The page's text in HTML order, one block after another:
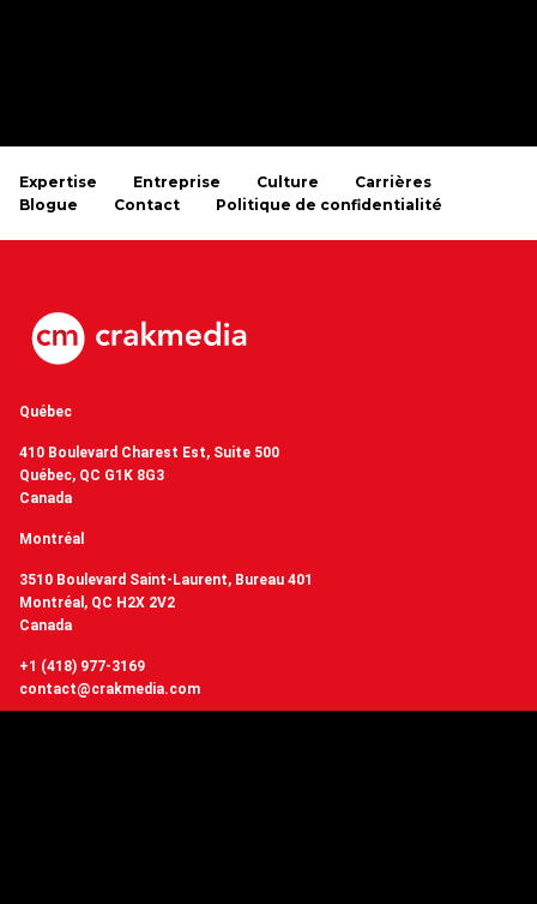
Expertise Entreprise Culture
Carrières
Blogue
Contact Politique de confidentialité
Québec
410 Boulevard Charest Est, Suite 500
Québec, QC G1K 8G3
Canada
Montréal
3510 Boulevard Saint-Laurent, Bureau 401
Montréal, QC H2X 2V2
Canada
+1 (418) 977-3169
contact@crakmedia.com